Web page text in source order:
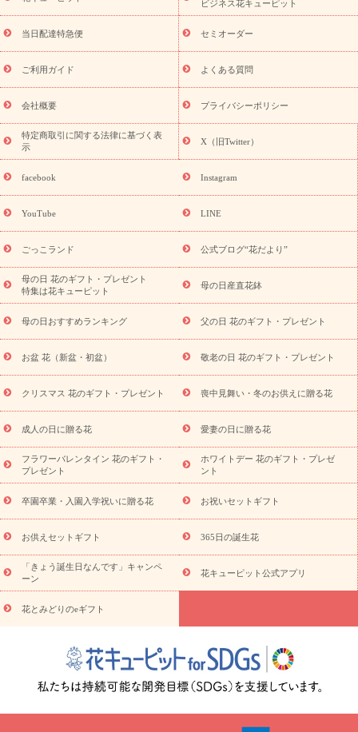
盆・初盆）
お盆 花（新盆・初盆）
お盆・お供え 花とセットギ
フト
お盆・お供え プリザーブドフラワー
ひまわり ギフト・プ
レゼント特集
夏の花贈り・お中元・暑中見舞い 花のギフト特集
敬老の日におくる花ギフト・プレゼント特集
花ギフト・プレゼント特集
敬老の日 花のおすすめランキング
敬
老の日 花鉢植えのギフト・プレゼント特集
敬老の日 花とセットギ
フト・プレゼント特集
敬老の日の花 全てのギフト一覧
キャン
ペーン
映画『ウォーターガーディアンズ』コラボキャンペーン
「きょう誕生日なんです」キャンペーン
誕生日の花を探す
誕生日フラワーギフト 誕生日フラワーギフト特集
(トルコキキョウ)
9月の誕生花(リンドウ)
ら探す
お祝いの花特集 当日配達特急便 お祝い商品一覧
念日
結婚祝い 出産祝い 退院祝い・快気祝い
寿祝い
プチギフト ペットのお祝いフラワー
供え・お悔やみ商品一覧
お供え・お悔やみの花
四十九日法要以
お供え プリザーブドフラワー
ペットのお供えフラワー
お盆（新
盆・初盆）
その他 お祝い返し お見舞い
お取り寄せギフト
ビジネス用
ご自宅用 観葉植物 ミディ胡蝶蘭
プリザーブ
ドフラワー
スタイルから探す アレンジメント 花束
スタ
ンド花
お祝い お供え・お悔やみ 胡蝶蘭 胡蝶蘭・花鉢
ディ胡蝶蘭・お祝い
ミディ胡蝶蘭・お供え
世界初の青色胡蝶蘭
観葉植物
観葉植物 産直多肉植物
プリザーブドフラワー
お祝い
お供え・お悔やみ 花とセットギフト
セミオーダー
プチギフト（hanamore -ハナモア-）
花とみどりのeギフト
キューピットのeGfit
カラー ピンク イエローオレンジ
レッ
ド
お花の種類 トルコキキョウ
お祝い お祝い・3000円～ お祝い・4000円～
お祝い・
5000円～
お祝い・7000円～ お祝い・ 10000円～
お供え・お
悔やみ
円～
お供え・お悔やみ・
読み物
いのマナー
定年退職祝いのマナー
お祝いを贈るときのマナー・
花キューピットのお祝いコラム一覧
誕生日のお花を「色
彩心理学」で選ぶ方法
結婚祝いの予算相場
出産祝いお役立ち情
ビジネス花キューピット
当日配達特急便 セミオーダー
ご利用ガイド よくある質問
会社概要 プライバシーポリシー
特定商取引に関する法律に基づく表
示
X（旧Twitter）
facebook Instagram
YouTube LINE
ごっこランド 公式ブログ“花だより”
母の日 花のギフト・プレゼント
特集は花キューピット
母の日産直花鉢
母の日おすすめランキング 父の日 花のギフト・プレゼント
お盆 花（新盆・初盆） 敬老の日 花のギフト・プレゼント
クリスマス 花のギフト・プレゼント 喪中見舞い・冬のお供えに贈る花
成人の日に贈る花 愛妻の日に贈る花
フラワーバレンタイン 花のギフト・
プレゼント
ホワイトデー 花のギフト・プレゼ
ント
卒園卒業・入園入学祝いに贈る花 お祝いセットギフト
お供えセットギフト 365日の誕生花
「きょう誕生日なんです」キャンペ
ーン
花キューピット公式アプリ
花とみどりのeギフト